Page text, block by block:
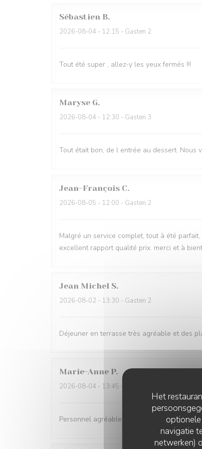
Het
navigatie
netwerken)
Sébastien B
2026-08-04 - 12:15 - Gasten 2
Tout été super , allez-y les yeux fermés !!!
Maryse G
2026-08-04 - 12:30 - Gasten 3
Tout était bon, de l entrée au dessert. Nous
Jean-François C
2026-08-05 - 12:00 - Gasten 2
Malgré un service complet, tout à été
excellent rapport qualité prix. merci et à
Jean Michel S
2026-08-02 - 13:30 - Gasten 2
Déjeuner en terrasse très agréable et des
Marie-Anne P
2026-08-04 - 13:45 - Gasten 4
Personnel agréable Les meilleures moules